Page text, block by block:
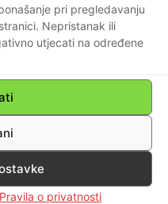
pri pregledavanju
Nepristanak ili
utjecati na određene
Pravila o privatnosti
Pravila o privatnosti
Theme by TagDiv